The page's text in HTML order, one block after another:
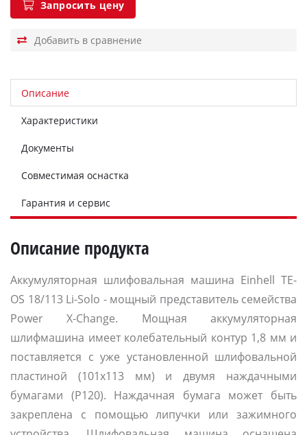
Запросить цену
Описание
Характеристики
Документы
Совместимая оснастка
Гарантия и сервис
Описание продукта
Аккумуляторная шлифовальная машина Einhell TE-
OS 18/113 Li-Solo - мощный представитель семейства
Power X-Change. Мощная аккумуляторная
шлифмашина имеет колебательный контур 1,8 мм и
поставляется с уже установленной шлифовальной
пластиной (101x113 мм) и двумя наждачными
бумагами (P120). Наждачная бумага может быть
закреплена с помощью липучки или зажимного